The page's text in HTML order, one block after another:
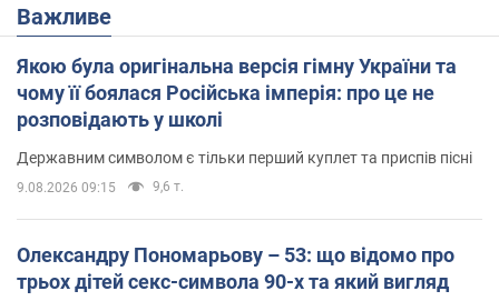
Важливе
Якою була оригінальна версія гімну України та
чому її боялася Російська імперія: про це не
розповідають у школі
Державним символом є тільки перший куплет та приспів пісні
9.08.2026 09:15 9,6 т.
Олександру Пономарьову – 53: що відомо про
трьох дітей секс-символа 90-х та який вигляд